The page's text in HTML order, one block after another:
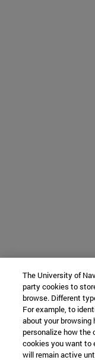
The University of
party cookies to
browse. Different
For example, to
about your browsing
personalize how the
cookies you want to
will remain active